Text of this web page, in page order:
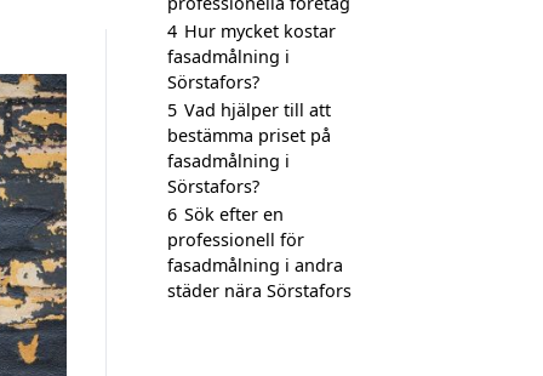
4 Hur mycket kostar
fasadmålning i
Sörstafors?
5 Vad hjälper till att
bestämma priset på
fasadmålning i
Sörstafors?
6 Sök efter en
professionell för
fasadmålning i andra
städer nära Sörstafors